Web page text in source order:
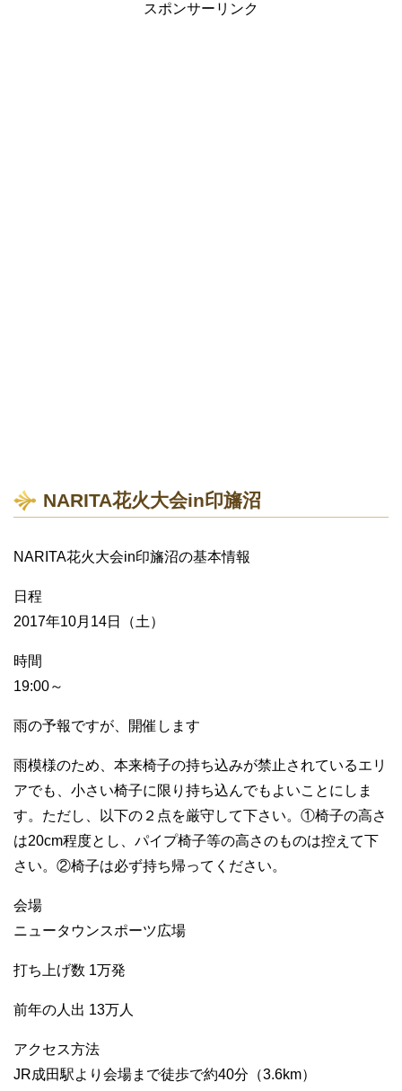
スポンサーリンク
NARITA花火大会in印旛沼
NARITA花火大会in印旛沼の基本情報
日程
2017年10月14日（土）
時間
19:00～
雨の予報ですが、開催します
雨模様のため、本来椅子の持ち込みが禁止されているエリ
アでも、小さい椅子に限り持ち込んでもよいことにしま
す。ただし、以下の２点を厳守して下さい。①椅子の高さ
は20cm程度とし、パイプ椅子等の高さのものは控えて下
さい。②椅子は必ず持ち帰ってください。
会場
ニュータウンスポーツ広場
打ち上げ数 1万発
前年の人出 13万人
アクセス方法
JR成田駅より会場まで徒歩で約40分（3.6km）